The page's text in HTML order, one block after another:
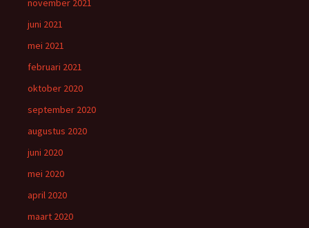
november 2021
juni 2021
mei 2021
februari 2021
oktober 2020
september 2020
augustus 2020
juni 2020
mei 2020
april 2020
maart 2020